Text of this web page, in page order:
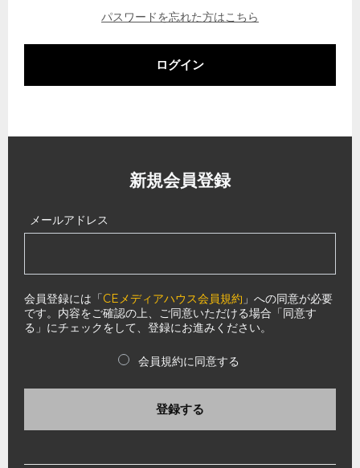
パスワードを忘れた方はこちら
ログイン
新規会員登録
メールアドレス
会員登録には「CEメディアハウス会員規約 」への同意が必要
です。内容をご確認の上、ご同意いただける場合「同意す
る」にチェックをして、登録にお進みください。
会員規約に同意する
登録する